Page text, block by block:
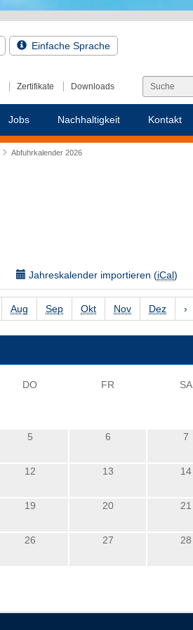
Einfache Sprache
Zertifikate Downloads
Jobs Nachhaltigkeit Kontakt
Abfuhrkalender 2026
Jahreskalender importieren (iCal)
Aug Sep Okt Nov Dez ›
DO FR SA
5 6 7
12 13 14
19 20 21
26 27 28